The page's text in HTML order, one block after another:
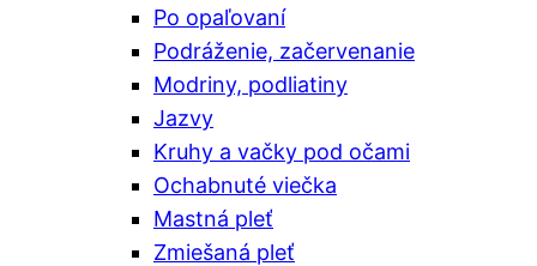
Po opaľovaní
Podráženie, začervenanie
Modriny, podliatiny
Jazvy
Kruhy a vačky pod očami
Ochabnuté viečka
Mastná pleť
Zmiešaná pleť